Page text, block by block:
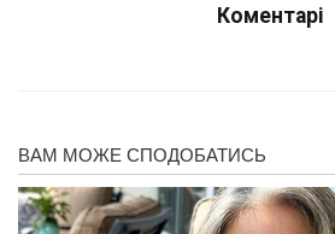
Коментарі